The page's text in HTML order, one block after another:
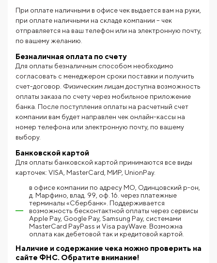
При оплате наличными в офисе чек выдается вам на руки,
при оплате наличными на складе компании – чек
отправляется на ваш телефон или на электронную почту,
по вашему желанию.
Безналичная оплата по счету
Для оплаты безналичным способом необходимо
согласовать с менеджером сроки поставки и получить
счет-договор. Физическим лицам доступна возможность
оплаты заказа по счету через мобильное приложение
банка. После поступления оплаты на расчетный счет
компании вам будет направлен чек онлайн-кассы на
номер телефона или электронную почту, по вашему
выбору.
Банковской картой
Для оплаты банковской картой принимаются все виды
карточек: VISA, MasterCard, МИР, UnionPay.
в офисе компании по адресу МО, Одинцовский р-он,
д. Марфино, влад. 99, оф. 16. через платежные
терминалы «Сбербанк». Поддерживается
возможность бесконтактной оплаты через сервисы
Apple Pay, Google Pay, Samsung Pay, системами
MasterCard PayPass и Visa payWave. Возможна
оплата как дебетовой так и кредитовой картой.
Наличие и содержание чека можно проверить на
сайте ФНС. Обратите внимание!